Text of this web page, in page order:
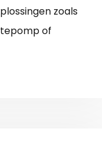
zoals
of